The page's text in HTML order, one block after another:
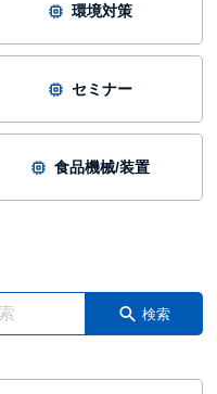
環境対策
セミナー
食品機械/装置
検索